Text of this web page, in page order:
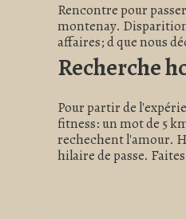
Rencontre pour
montenay.
affaires; d que nous
Recherche
Pour partir de
fitness: un mot de 5
rechechent l'amour.
hilaire de passe.